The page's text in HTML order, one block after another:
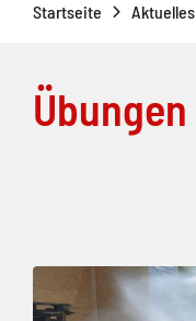
Startseite Aktuelles
Übungen